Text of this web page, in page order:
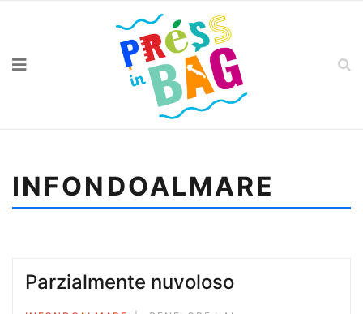
INFONDOALMARE
Parzialmente nuvoloso